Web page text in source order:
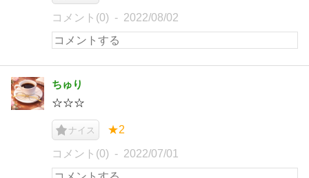
コメント(0) 2022/08/02
ちゅり
☆☆☆
ナイス ★2
コメント(0) 2022/07/01